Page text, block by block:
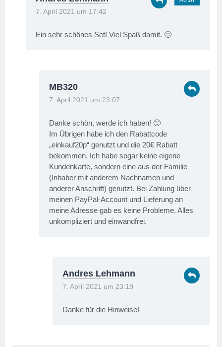
7. April 2021 um 17:42
Ein sehr schönes Set! Viel Spaß damit. 🙂
MB320
7. April 2021 um 23:07
Danke schön, werde ich haben! 🙂
Im Übrigen habe ich den Rabattcode
„einkauf20p“ genutzt und die 20€ Rabatt
bekommen. Ich habe sogar keine eigene
Kundenkarte, sondern eine aus der Familie
(Inhaber mit anderem Nachnamen und
anderer Anschrift) genutzt. Bei Zahlung über
meinen PayPal-Account und Lieferung an
meine Adresse gab es keine Probleme. Alles
unkompliziert und einwandfrei.
Andres Lehmann
7. April 2021 um 23:19
Danke für die Hinweise!